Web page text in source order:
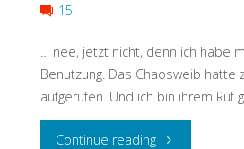
15
… nee, jetzt nicht, denn ich habe
Benutzung. Das Chaosweib hatte
aufgerufen. Und ich bin ihrem Ruf
Continue reading"noch